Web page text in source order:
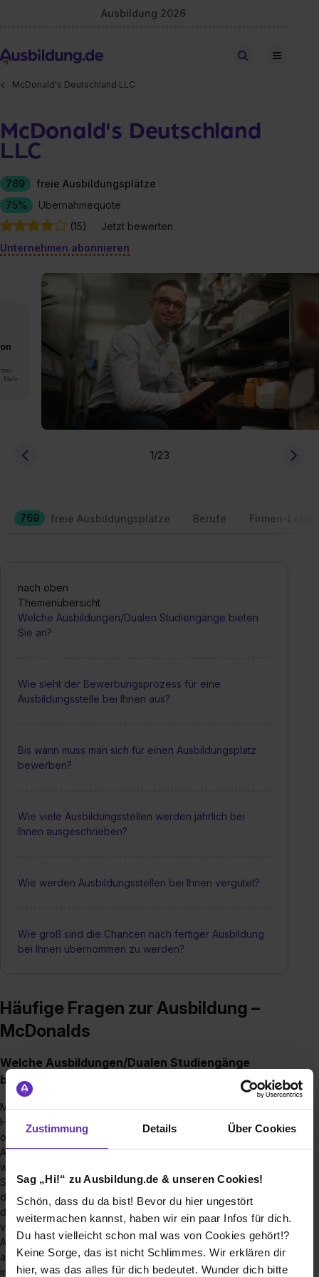
Zustimmung Details Über Cookies
Sag „Hi!“ zu Ausbildung.de & unseren Cookies!
Schön, dass du da bist! Bevor du hier ungestört
weitermachen kannst, haben wir ein paar Infos für dich.
Du hast vielleicht schon mal was von Cookies gehört!?
Keine Sorge, das ist nicht Schlimmes. Wir erklären dir
hier, was das alles für dich bedeutet. Wunder dich bitte
Ausbildung 2026
Stellen finden
McDonald's Deutschland LLC
McDonald's Deutschland
LLC
769
freie Ausbildungsplätze
75%
Übernahmequote
(15)
Jetzt bewerten
Unternehmen abonnieren
Mehr
1/23
769 freie Ausbildungsplätze Berufe Firmen-
nach oben
Themenübersicht
Welche Ausbildungen/Dualen Studiengänge bieten
Sie an?
Wie sieht der Bewerbungsprozess für eine
Ausbildungsstelle bei Ihnen aus?
Bis wann muss man sich für einen Ausbildungsplatz
bewerben?
Wie viele Ausbildungsstellen werden jährlich bei
Ihnen ausgeschrieben?
Wie werden Ausbildungsstellen bei Ihnen vergütet?
Wie groß sind die Chancen nach fertiger Ausbildung
bei Ihnen übernommen zu werden?
Häufige Fragen zur Ausbildung –
McDonalds
Welche Ausbildungen/Dualen Studiengänge
bieten Sie an?
McDonald’s bietet verschiedene Ausbildungswege an. Gute
Hauptschüler können bei uns eine zweijährige, gewerblich
orientierte Ausbildung zur Fachkraft im Gastgewerbe mit IHK-
Abschluss machen. Wer einen guten Realschulabschluss hat,
wird zum Fachmann/-frau für
Systemgastronomie ausgebildet. Die Ausbildung dauert in
der Regel 3 Jahre. Wer sich ordentlich ins Zeug legt, kann
die Ausbildung bei guten Leistungen auch auf bis zu 2 Jahre
verkürzen. Absolventen der zweijährigen Fachkraft-
Ausbildung haben die Möglichkeit den Ausbildungsabschluss
als Fachmann/Fachfrau für Systemgastronomie zu erreichen,
indem sie bei guter Leistung und viele Engagement ein Jahr